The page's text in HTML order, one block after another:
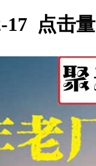
17 点击